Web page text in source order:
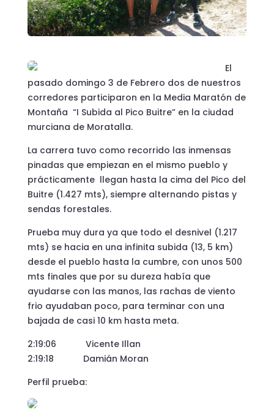
El
pasado domingo 3 de Febrero dos de nuestros
corredores participaron en la Media Maratón de
Montaña “I Subida al Pico Buitre” en la ciudad
murciana de Moratalla.
La carrera tuvo como recorrido las inmensas
pinadas que empiezan en el mismo pueblo y
prácticamente llegan hasta la cima del Pico del
Buitre (1.427 mts), siempre alternando pistas y
sendas forestales.
Prueba muy dura ya que todo el desnivel (1.217
mts) se hacia en una infinita subida (13, 5 km)
desde el pueblo hasta la cumbre, con unos 500
mts finales que por su dureza había que
ayudarse con las manos, las rachas de viento
frio ayudaban poco, para terminar con una
bajada de casi 10 km hasta meta.
2:19:06 Vicente Illan
2:19:18 Damián Moran
Perfil prueba: